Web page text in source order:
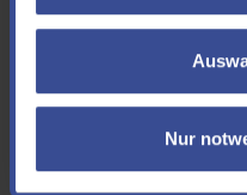
Nur
Kerspe-Talsperre
Panzer-Talsperre